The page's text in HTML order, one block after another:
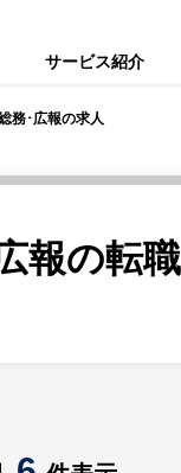
サービス紹介
務･広報の求人
報の転